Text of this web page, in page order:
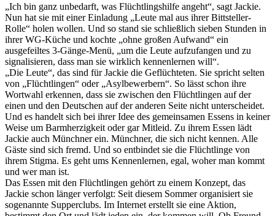
„Ich bin ganz unbedarft, was Flüchtlingshilfe angeht“, sagt Jackie.
Nun hat sie mit einer Einladung „Leute mal aus ihrer Bittsteller-
Rolle“ holen wollen. Und so stand sie schließlich sieben Stunden in
ihrer WG-Küche und kochte „ohne großen Aufwand“ ein
ausgefeiltes 3-Gänge-Menü, „um die Leute aufzufangen und zu
signalisieren, dass man sie wirklich kennenlernen will“.
„Die Leute“, das sind für Jackie die Geflüchteten. Sie spricht selten
von „Flüchtlingen“ oder „Asylbewerbern“. So lässt schon ihre
Wortwahl erkennen, dass sie zwischen den Flüchtlingen auf der
einen und den Deutschen auf der anderen Seite nicht unterscheidet.
Und es handelt sich bei ihrer Idee des gemeinsamen Essens in keiner
Weise um Barmherzigkeit oder gar Mitleid. Zu ihrem Essen lädt
Jackie auch Münchner ein. Münchner, die sich nicht kennen. Alle
Gäste sind sich fremd. Und so entbindet sie die Flüchtlinge von
ihrem Stigma. Es geht ums Kennenlernen, egal, woher man kommt
und wer man ist.
Das Essen mit den Flüchtlingen gehört zu einem Konzept, das
Jackie schon länger verfolgt: Seit diesem Sommer organisiert sie
sogenannte Supperclubs. Im Internet erstellt sie eine Aktion,